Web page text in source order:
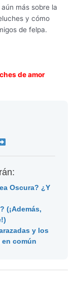
más sobre la
y cómo
de felpa.
de amor
Oscura? ¿Y
(¡Además,
y los
en común